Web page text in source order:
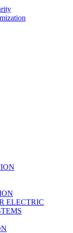
ELECTRIC